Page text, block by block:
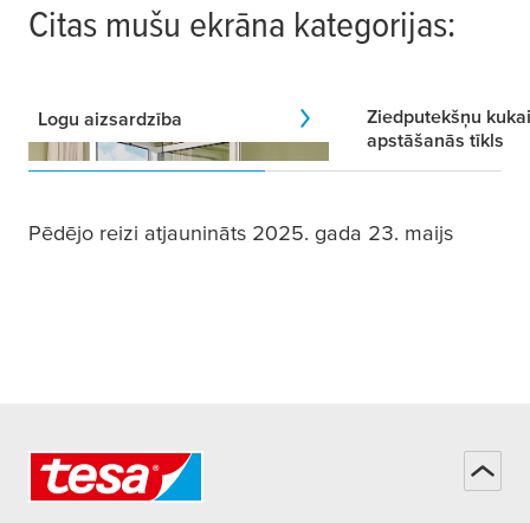
Citas mušu ekrāna kategorijas:
Logu aizsardzība
Ziedputekšņu
apstāšanās tīkls
Pēdējo reizi atjaunināts 2025. gada 23. maijs